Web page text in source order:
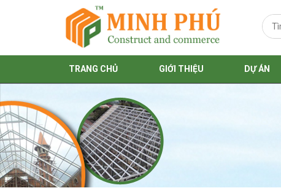
TRANG CHỦ GIỚI THIỆU DỰ ÁN